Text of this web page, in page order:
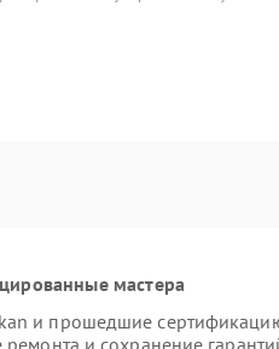
мастера
и прошедшие
и сохранение